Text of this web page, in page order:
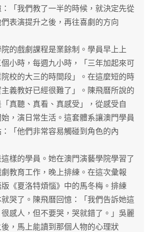
「我們教了一半的時候，就決定先從
表演提升之後，再往喜劇的方向
戲劇課程是業餘制。學員早上上
小時，每週九小時，「三年加起來可
校的大三的時間段」。在這麼短的時
義教好已經很難了」。陳飛曆所說的
真聽、真看、真感受」，從感受自
，演日常生活。這套體系讓澳門學員
「他們非常容易觸碰到角色的內
的學員。她在澳門演藝學院學習了
教育工作，晚上排練。在這次彙報
《夏洛特煩惱》中的馬冬梅。排練
哭了。陳飛曆回憶：「我們告訴她這
感人，但不要哭，哭就錯了。」吳麗
，馬上能讀到那個人物的心理狀